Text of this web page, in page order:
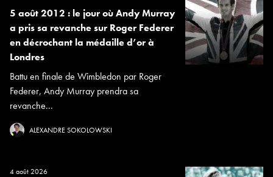
5 août 2012 : le jour où Andy Murray
a pris sa revanche sur Roger Federer
en décrochant la médaille d’or à
Londres
Battu en finale de Wimbledon par Roger
Federer, Andy Murray prendra sa
revanche...
ALEXANDRE SOKOLOWSKI
4 août 2026